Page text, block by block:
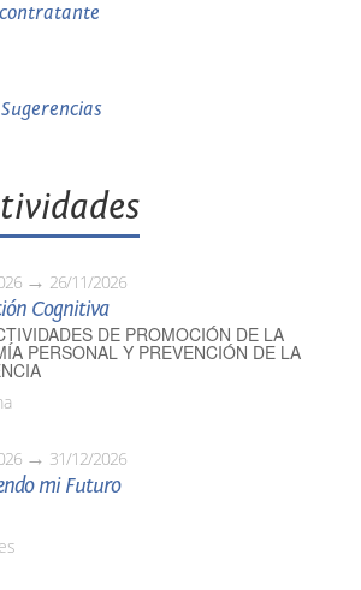
26/11/2026
Cognitiva
DE PROMOCIÓN DE LA
PERSONAL Y PREVENCIÓN DE LA
31/12/2026
mi Futuro